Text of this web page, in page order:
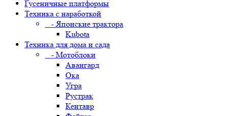
Гусеничные платформы
Техника с наработкой
- Японские трактора
Kubota
Техника для дома и сада
- Мотоблоки
Авангард
Ока
Угра
Рустрак
Кентавр